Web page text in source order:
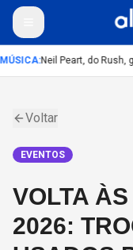
:Neil Peart, do Rush,
Voltar
EVENTOS
VOLTA
2026: